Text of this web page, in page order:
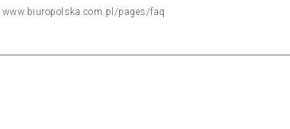
www.biuropolska.com.pl/pages/faq